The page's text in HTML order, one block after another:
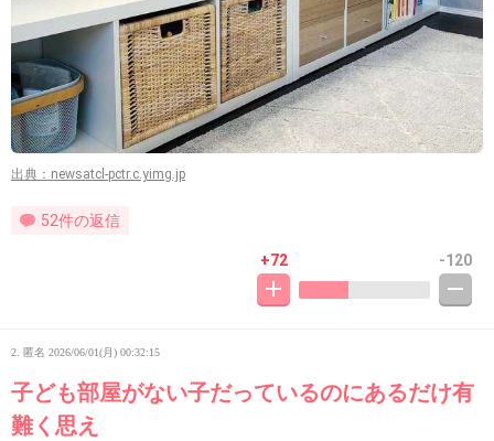
出典：newsatcl-pctr.c.yimg.jp
52件の返信
+72 -120
2. 匿名 2026/06/01(月) 00:32:15
子ども部屋がない子だっているのにあるだけ有
難く思え